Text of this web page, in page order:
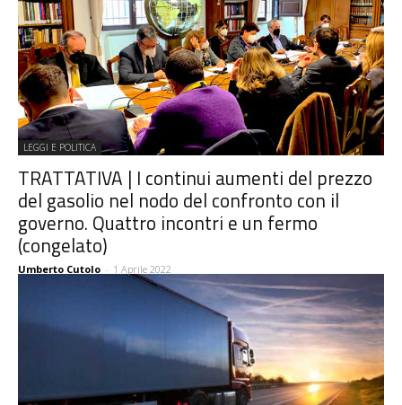
LEGGI E POLITICA
TRATTATIVA | I continui aumenti del prezzo
del gasolio nel nodo del confronto con il
governo. Quattro incontri e un fermo
(congelato)
Umberto Cutolo - 1 Aprile 2022